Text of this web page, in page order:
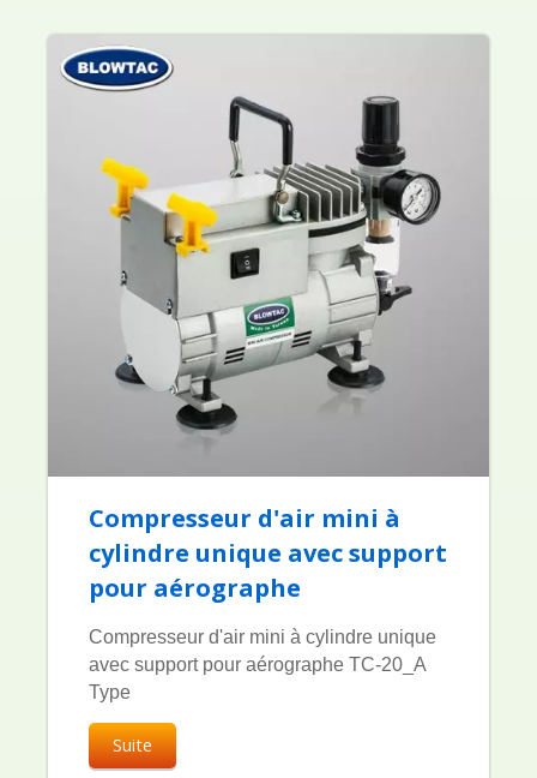
Compresseur d'air mini à
cylindre unique avec support
pour aérographe
Compresseur d'air mini à cylindre unique
avec support pour aérographe TC-20_A
Type
Suite